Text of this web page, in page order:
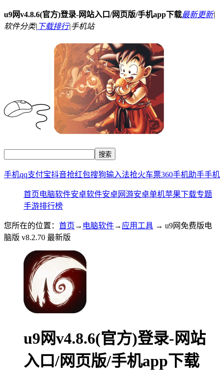
u9网v4.8.6(官方)登录-网站入口/网页版/手机app下载最新更新|
软件分类| 下载排行|手机站
手机qq支付宝抖音抢红包搜狗输入法抢火车票360手机助手手
首页电脑软件安卓软件安卓网游安卓单机苹果下载专题
手游排行榜
您所在的位置： 首页 → 电脑软件→ 应用工具 → u9网免费版电
脑版 v8.2.70 最新版
u9网v4.8.6(官方)登录-网站
入口/网页版/手机app下载